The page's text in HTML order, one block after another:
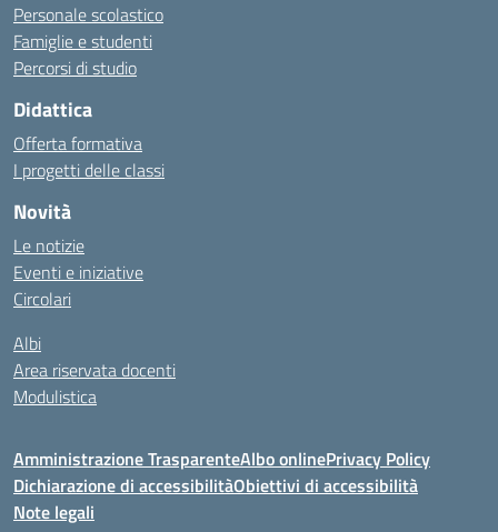
Personale scolastico
Famiglie e studenti
Percorsi di studio
Didattica
Offerta formativa
I progetti delle classi
Novità
Le notizie
Eventi e iniziative
Circolari
Albi
Area riservata docenti
Modulistica
Amministrazione TrasparenteAlbo onlinePrivacy Policy
Dichiarazione di accessibilitàObiettivi di accessibilità
Note legali